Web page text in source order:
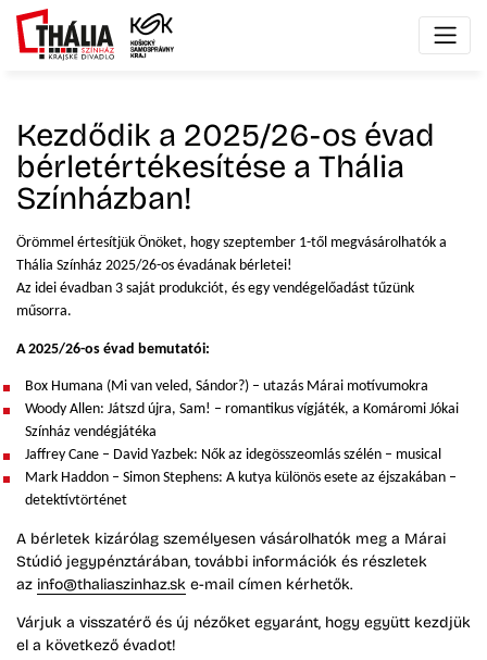
Kezdődik a 2025/26-os évad
bérletértékesítése a Thália
Színházban!
Örömmel értesítjük Önöket, hogy szeptember 1-től megvásárolhatók a
Thália Színház 2025/26-os évadának bérletei!
Az idei évadban 3 saját produkciót, és egy vendégelőadást tűzünk
műsorra.
A 2025/26-os évad bemutatói:
Box Humana (Mi van veled, Sándor?) – utazás Márai motívumokra
Woody Allen: Játszd újra, Sam! – romantikus vígjáték, a Komáromi Jókai
Színház vendégjátéka
Jaffrey Cane – David Yazbek: Nők az idegösszeomlás szélén – musical
Mark Haddon – Simon Stephens: A kutya különös esete az éjszakában –
detektívtörténet
A bérletek kizárólag személyesen vásárolhatók meg a Márai
Stúdió jegypénztárában, további információk és részletek
az info@thaliaszinhaz.sk e-mail címen kérhetők.
Várjuk a visszatérő és új nézőket egyaránt, hogy együtt kezdjük
el a következő évadot!